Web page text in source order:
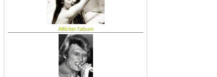
Afficher l'album